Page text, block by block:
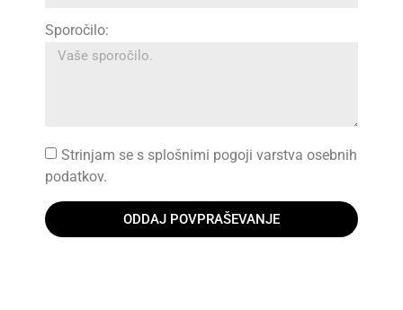
Sporočilo:
Strinjam se s splošnimi pogoji varstva osebnih
podatkov.
ODDAJ POVPRAŠEVANJE